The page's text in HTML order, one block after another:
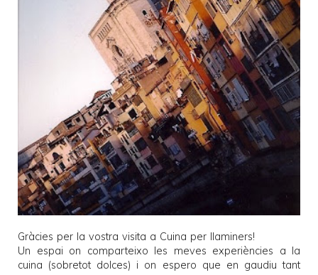
Gràcies per la vostra visita a Cuina per llaminers!
Un espai on comparteixo les meves experiències a la
cuina (sobretot dolces) i on espero que en gaudiu tant